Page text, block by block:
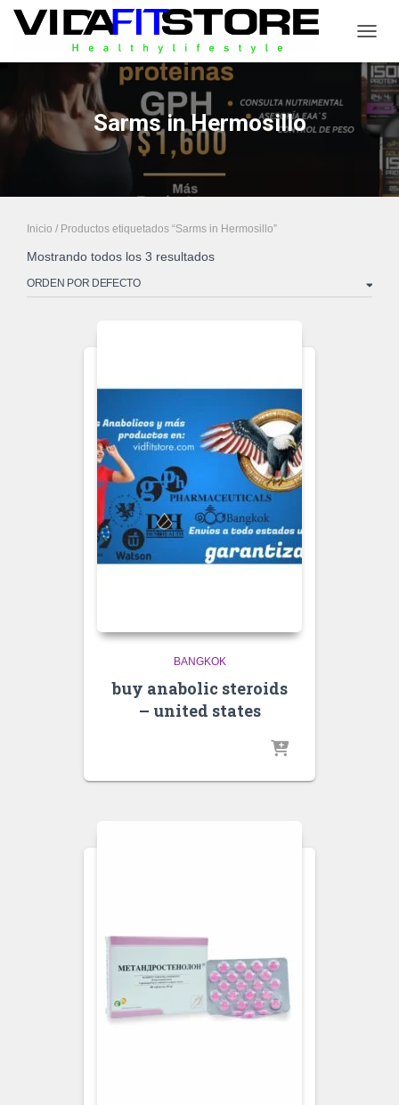
Sarms in Hermosillo
Inicio / Productos etiquetados “Sarms in Hermosillo”
Mostrando todos los 3 resultados
BANGKOK
buy anabolic steroids
– united states